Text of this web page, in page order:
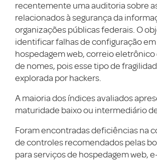
recentemente uma auditoria sobre
relacionados à segurança da
organizações públicas federais. O
identificar falhas de configuração
hospedagem web, correio eletrônico
de nomes, pois esse tipo de
explorada por hackers.
A maioria dos índices avaliados
maturidade baixo ou intermediário
Foram encontradas deficiências na
de controles recomendados pelas
para serviços de hospedagem web,